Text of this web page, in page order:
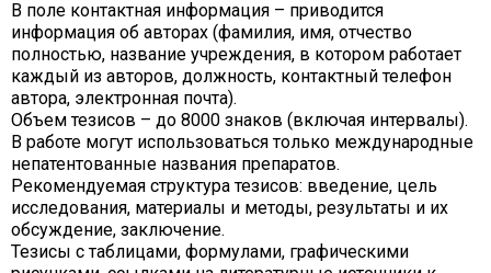
В поле контактная информация – приводится
информация об авторах (фамилия, имя, отчество
полностью, название учреждения, в котором работает
каждый из авторов, должность, контактный телефон
автора, электронная почта).
Объем тезисов – до 8000 знаков (включая интервалы).
В работе могут использоваться только международные
непатентованные названия препаратов.
Рекомендуемая структура тезисов: введение, цель
исследования, материалы и методы, результаты и их
обсуждение, заключение.
Тезисы с таблицами, формулами, графическими